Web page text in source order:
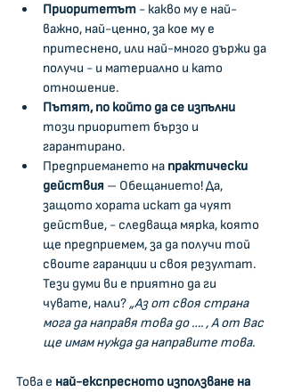
Приоритетът - какво му е най-
важно, най-ценно, за кое му е
притеснено, или най-много държи да
получи - и материално и като
отношение.
Пътят, по който да се изпълни
този приоритет бързо и
гарантирано.
Предприемането на практически
действия – Обещанието! Да,
защото хората искат да чуят
действие, - следваща мярка, която
ще предприемем, за да получи той
своите гаранции и своя резултат.
Тези думи ви е приятно да ги
чувате, нали? „Аз от своя страна
мога да направя това до …. , А от Вас
ще имам нужда да направите това.
Това е най-експресното използване на